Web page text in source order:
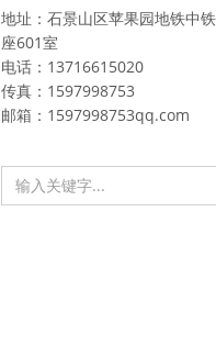
地址：石景山区苹果园地铁中
座601室
电话：13716615020
传真：1597998753
邮箱：1597998753qq.com